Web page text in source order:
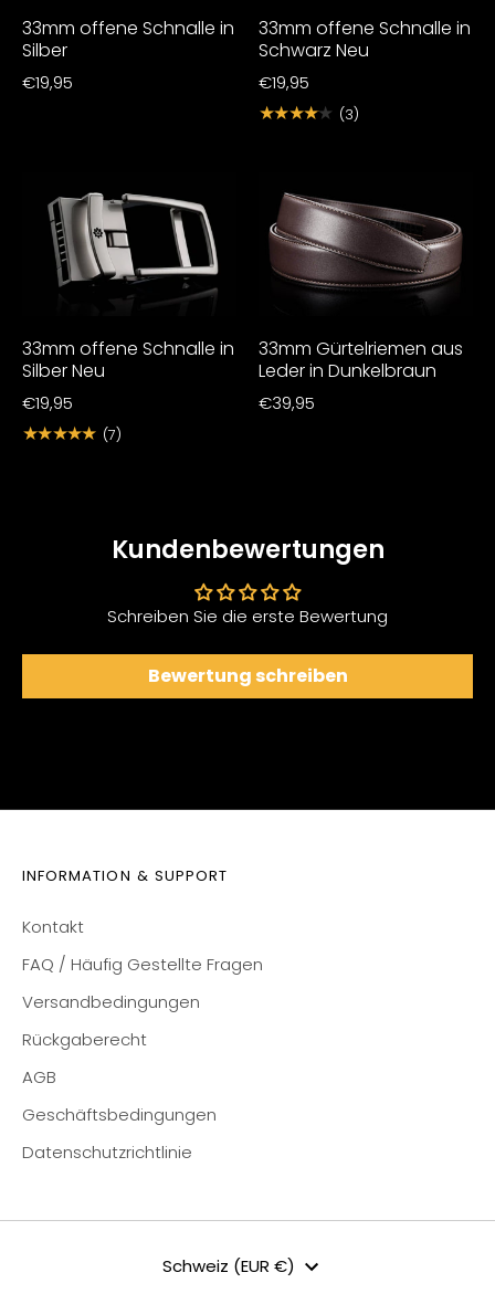
33mm offene Schnalle in
Silber
€19,95
33mm offene Schnalle in
Schwarz Neu
€19,95
★★★★★ (3)
33mm offene Schnalle in
Silber Neu
€19,95
★★★★★ (7)
33mm Gürtelriemen aus
Leder in Dunkelbraun
€39,95
Kundenbewertungen
Schreiben Sie die erste Bewertung
Bewertung schreiben
INFORMATION & SUPPORT
Kontakt
FAQ / Häufig Gestellte Fragen
Versandbedingungen
Rückgaberecht
AGB
Geschäftsbedingungen
Datenschutzrichtlinie
Schweiz (EUR €)